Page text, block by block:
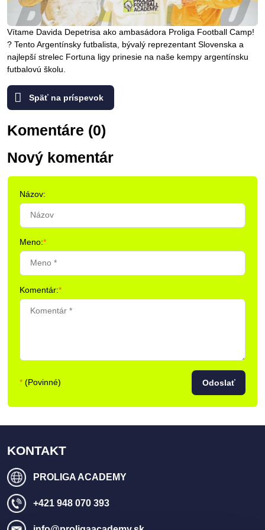
Vítame Davida Depetrisa ako ambasádora Proliga Football Camp!
? Tento Argentínsky futbalista, bývalý reprezentant Slovenska a
najlepší strelec Fortuna ligy prinesie na naše kempy argentínsku
futbalovú školu.
Späť na príspevok
Komentáre (0)
Nový komentár
Názov:
Meno:*
Komentár:*
* (Povinné) Odoslať
KONTAKT
PROLIGA ACADEMY
+421 948 070 393